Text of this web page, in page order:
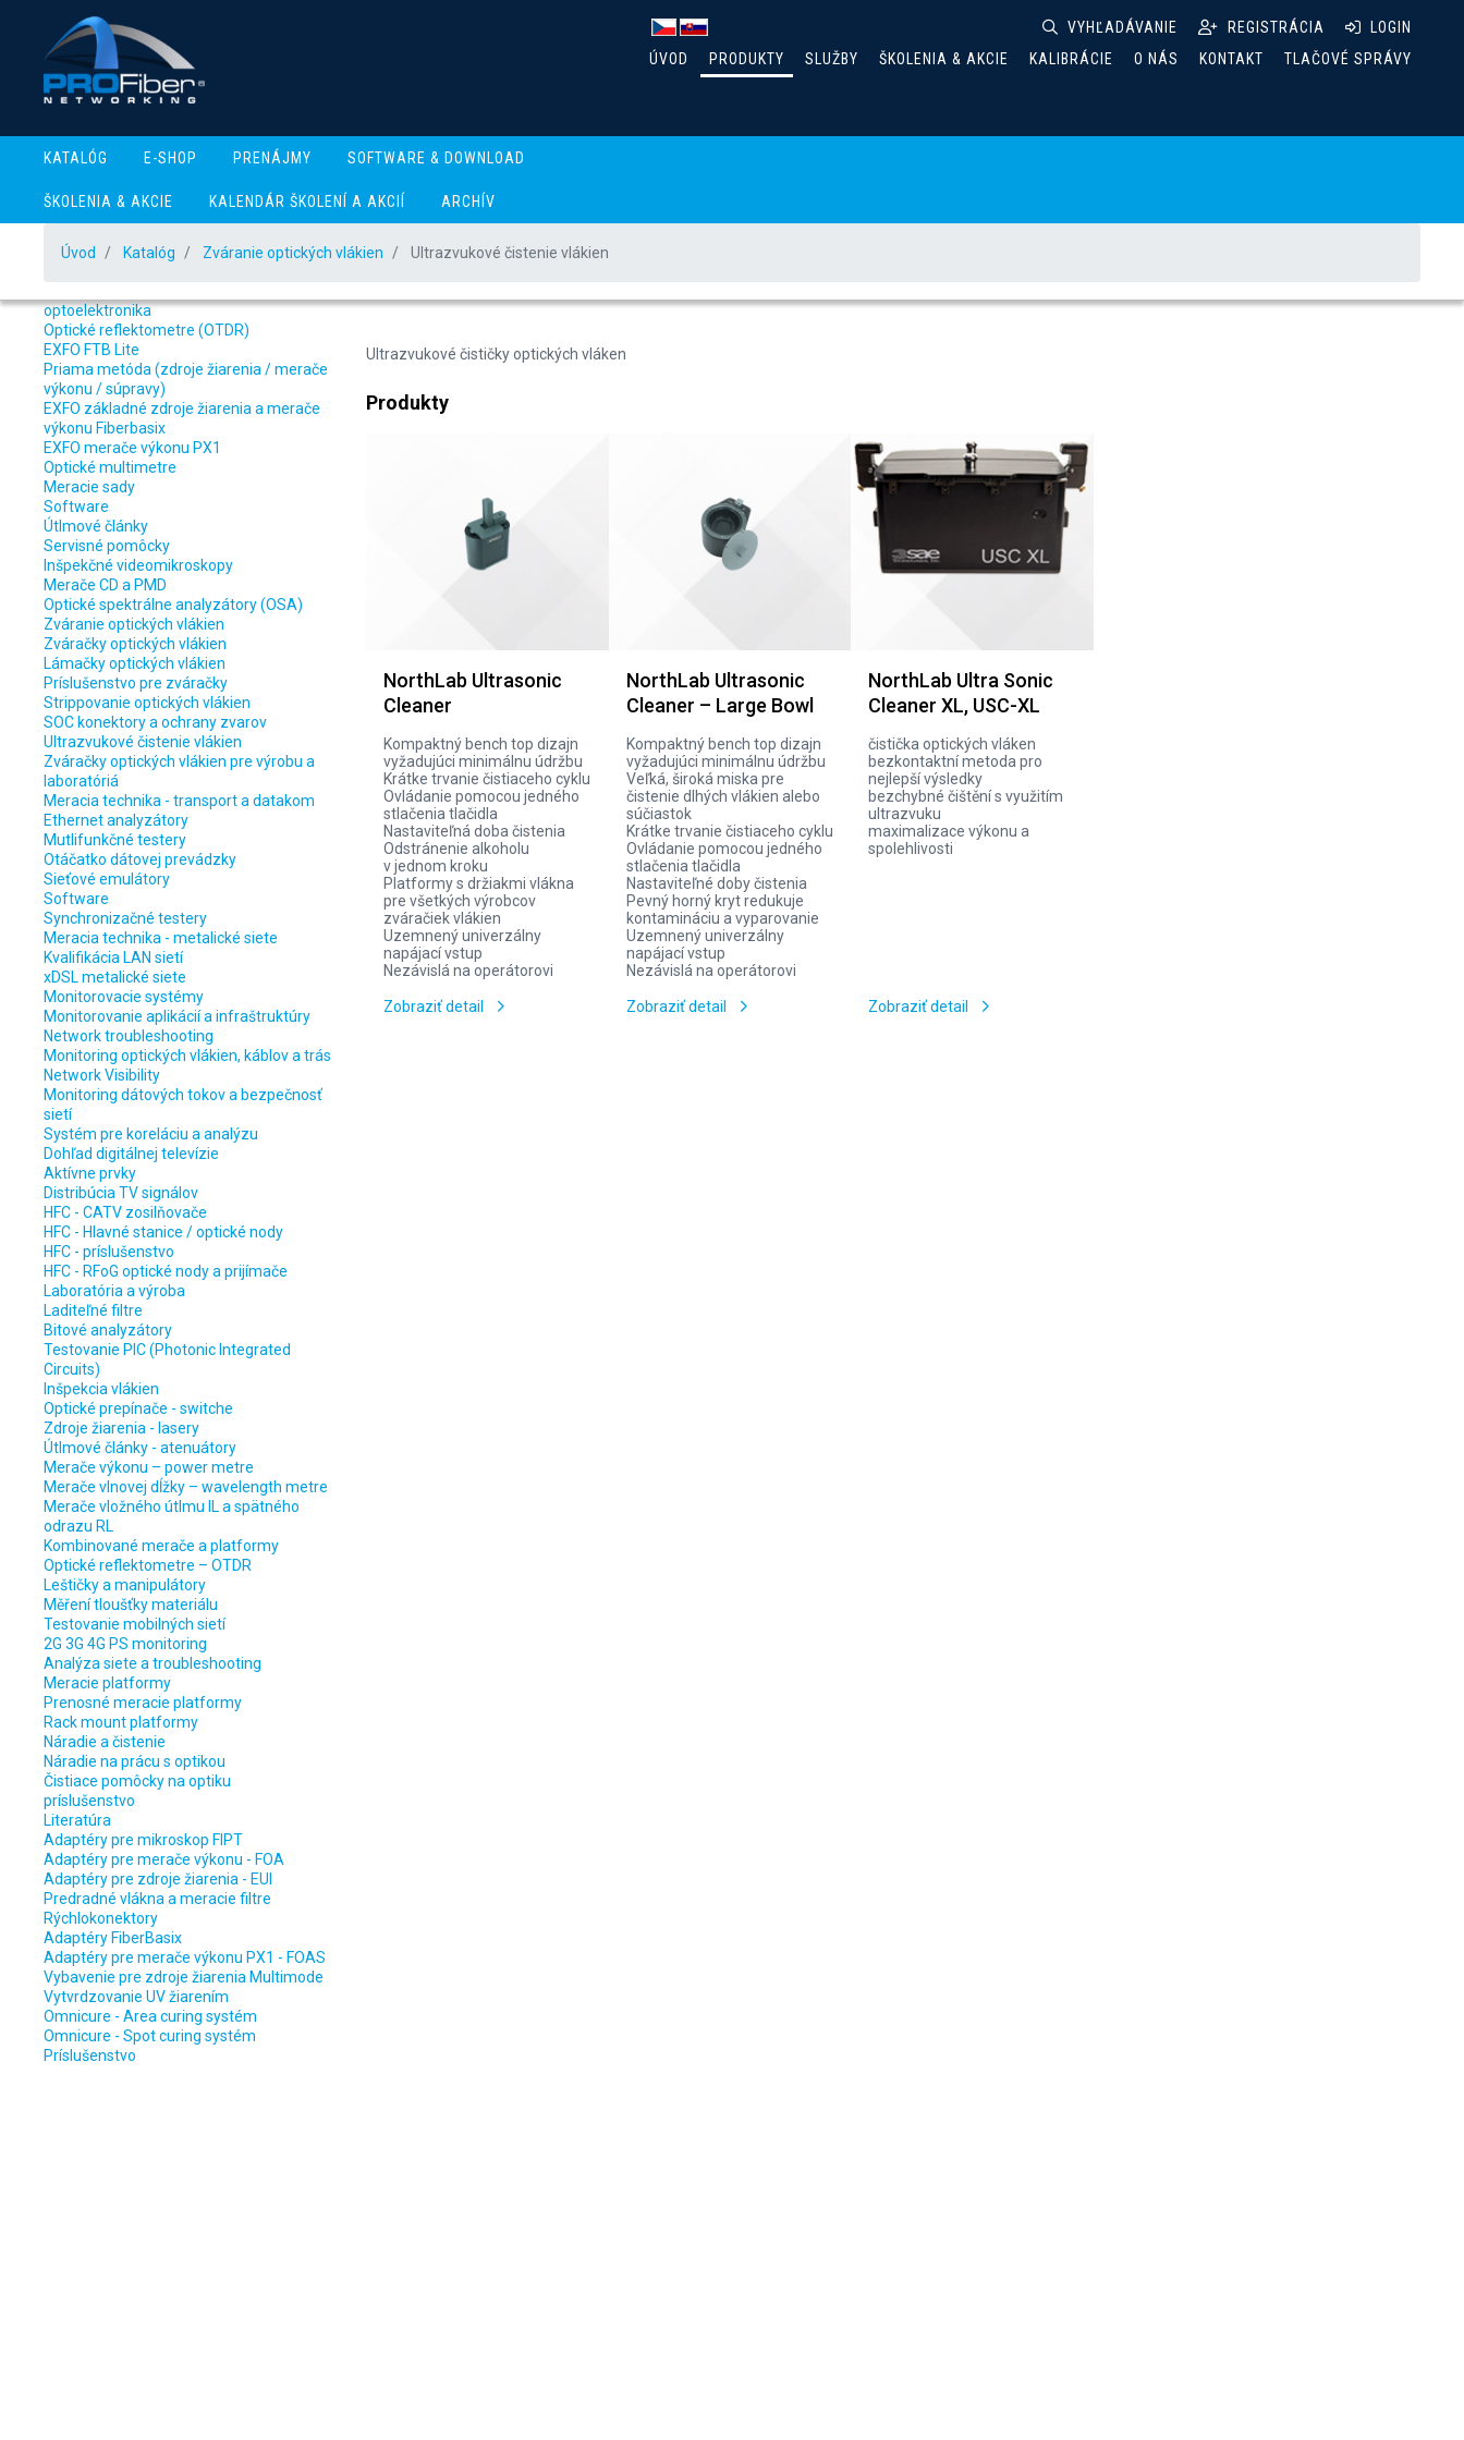
VYHĽADÁVANIE REGISTRÁCIA
LOGIN
ÚVOD
PRODUKTY SLUŽBY ŠKOLENIA & AKCIE KALIBRÁCIE O NÁS KONTAKT TLAČOVÉ SPRÁVY
KATALÓG E-SHOP PRENÁJMY SOFTWARE & DOWNLOAD
ŠKOLENIA & AKCIE KALENDÁR ŠKOLENÍ A AKCIÍ ARCHÍV
Úvod Katalóg Zváranie optických vlákien
Ultrazvukové čistenie vlákien
optoelektronika
Optické reflektometre (OTDR)
EXFO FTB Lite
Priama metóda (zdroje žiarenia / merače
výkonu / súpravy)
EXFO základné zdroje žiarenia a merače
výkonu Fiberbasix
EXFO merače výkonu PX1
Optické multimetre
Meracie sady
Software
Útlmové články
Servisné pomôcky
Inšpekčné videomikroskopy
Merače CD a PMD
Optické spektrálne analyzátory (OSA)
Zváranie optických vlákien
Zváračky optických vlákien
Lámačky optických vlákien
Príslušenstvo pre zváračky
Strippovanie optických vlákien
SOC konektory a ochrany zvarov
Ultrazvukové čistenie vlákien
Zváračky optických vlákien pre výrobu a
laboratóriá
Meracia technika - transport a datakom
Ethernet analyzátory
Mutlifunkčné testery
Otáčatko dátovej prevádzky
Sieťové emulátory
Software
Synchronizačné testery
Meracia technika - metalické siete
Kvalifikácia LAN sietí
xDSL metalické siete
Monitorovacie systémy
Monitorovanie aplikácií a infraštruktúry
Network troubleshooting
Monitoring optických vlákien, káblov a trás
Network Visibility
Monitoring dátových tokov a bezpečnosť
sietí
Systém pre koreláciu a analýzu
Dohľad digitálnej televízie
Aktívne prvky
Distribúcia TV signálov
HFC - CATV zosilňovače
HFC - Hlavné stanice / optické nody
HFC - príslušenstvo
HFC - RFoG optické nody a prijímače
Laboratória a výroba
Laditeľné filtre
Bitové analyzátory
Testovanie PIC (Photonic Integrated
Circuits)
Inšpekcia vlákien
Optické prepínače - switche
Zdroje žiarenia - lasery
Útlmové články - atenuátory
Merače výkonu – power metre
Merače vlnovej dĺžky – wavelength metre
Merače vložného útlmu IL a spätného
odrazu RL
Kombinované merače a platformy
Optické reflektometre – OTDR
Leštičky a manipulátory
Měření tloušťky materiálu
Testovanie mobilných sietí
2G 3G 4G PS monitoring
Analýza siete a troubleshooting
Meracie platformy
Prenosné meracie platformy
Rack mount platformy
Náradie a čistenie
Náradie na prácu s optikou
Čistiace pomôcky na optiku
príslušenstvo
Literatúra
Adaptéry pre mikroskop FIPT
Adaptéry pre merače výkonu - FOA
Adaptéry pre zdroje žiarenia - EUI
Predradné vlákna a meracie filtre
Rýchlokonektory
Adaptéry FiberBasix
Adaptéry pre merače výkonu PX1 - FOAS
Vybavenie pre zdroje žiarenia Multimode
Vytvrdzovanie UV žiarením
Omnicure - Area curing systém
Omnicure - Spot curing systém
Príslušenstvo
Ultrazvukové čistenie vlákien
Ultrazvukové čističky optických vláken
Produkty
NorthLab Ultrasonic
Cleaner
Kompaktný bench top dizajn
vyžadujúci minimálnu údržbu
Krátke trvanie čistiaceho cyklu
Ovládanie pomocou jedného
stlačenia tlačidla
Nastaviteľná doba čistenia
Odstránenie alkoholu
v jednom kroku
Platformy s držiakmi vlákna
pre všetkých výrobcov
zváračiek vlákien
Uzemnený univerzálny
napájací vstup
Nezávislá na operátorovi
Zobraziť detail
NorthLab Ultrasonic
Cleaner – Large Bowl
Kompaktný bench top dizajn
vyžadujúci minimálnu údržbu
Veľká, široká miska pre
čistenie dlhých vlákien alebo
súčiastok
Krátke trvanie čistiaceho cyklu
Ovládanie pomocou jedného
stlačenia tlačidla
Nastaviteľné doby čistenia
Pevný horný kryt redukuje
kontamináciu a vyparovanie
Uzemnený univerzálny
napájací vstup
Nezávislá na operátorovi
Zobraziť detail
NorthLab Ultra Sonic
Cleaner XL, USC-XL
čistička optických vláken
bezkontaktní metoda pro
nejlepší výsledky
bezchybné čištění s využitím
ultrazvuku
maximalizace výkonu a
spolehlivosti
Zobraziť detail